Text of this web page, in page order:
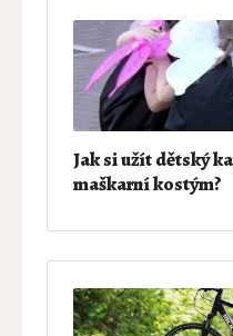
Jak si užít dětský
maškarní kostým?